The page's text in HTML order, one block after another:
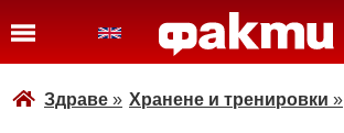
Здраве » Хранене и тренировки »